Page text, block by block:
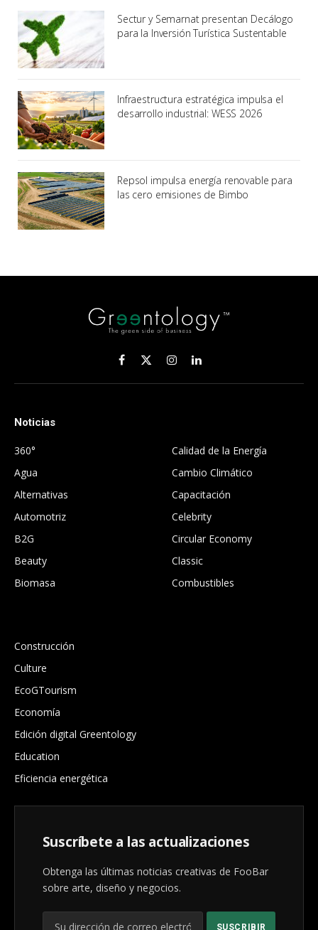
Sectur y Semarnat presentan Decálogo
para la Inversión Turística Sustentable
Infraestructura estratégica impulsa el
desarrollo industrial: WESS 2026
Repsol impulsa energía renovable para
las cero emisiones de Bimbo
Facebook
X
(Twitter)
InstagramLinkedIn
Noticias
360°
Agua
Alternativas
Automotriz
B2G
Beauty
Biomasa
Calidad de la Energía
Cambio Climático
Capacitación
Celebrity
Circular Economy
Classic
Combustibles
Construcción
Culture
EcoGTourism
Economía
Edición digital Greentology
Education
Eficiencia energética
Suscríbete a las actualizaciones
Obtenga las últimas noticias creativas de FooBar
sobre arte, diseño y negocios.